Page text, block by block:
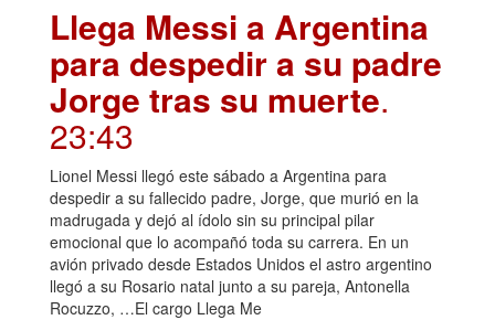
Llega Messi a Argentina
para despedir a su padre
Jorge tras su muerte.
23:43
Lionel Messi llegó este sábado a Argentina para
despedir a su fallecido padre, Jorge, que murió en la
madrugada y dejó al ídolo sin su principal pilar
emocional que lo acompañó toda su carrera. En un
avión privado desde Estados Unidos el astro argentino
llegó a su Rosario natal junto a su pareja, Antonella
Rocuzzo, …El cargo Llega Me